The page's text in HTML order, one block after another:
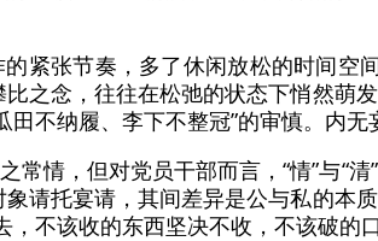
紧张节奏，多了休闲放松的时间空
之念，往往在松弛的状态下悄然萌
不纳履、李下不整冠”的审慎。内无
常情，但对党员干部而言，“情”与“
请托宴请，其间差异是公与私的本
不该收的东西坚决不收，不该破的